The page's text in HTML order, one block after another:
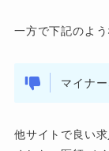
一方で下記のよ
マイナ
他サイトで良い